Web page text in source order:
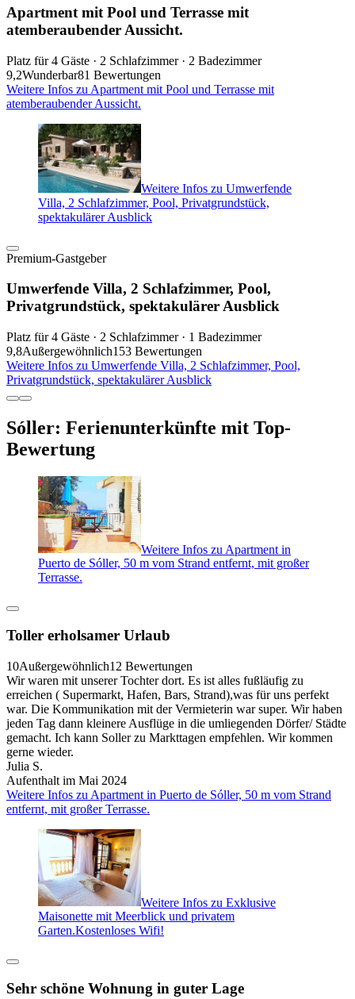
Apartment mit Pool und Terrasse mit
atemberaubender Aussicht.
Platz für 4 Gäste · 2 Schlafzimmer · 2 Badezimmer
9,2Wunderbar81 Bewertungen
Weitere Infos zu Apartment mit Pool und Terrasse mit
atemberaubender Aussicht.
Weitere Infos zu Umwerfende
Villa, 2 Schlafzimmer, Pool, Privatgrundstück,
spektakulärer Ausblick
Premium-Gastgeber
Umwerfende Villa, 2 Schlafzimmer, Pool,
Privatgrundstück, spektakulärer Ausblick
Platz für 4 Gäste · 2 Schlafzimmer · 1 Badezimmer
9,8Außergewöhnlich153 Bewertungen
Weitere Infos zu Umwerfende Villa, 2 Schlafzimmer, Pool,
Privatgrundstück, spektakulärer Ausblick
Sóller: Ferienunterkünfte mit Top-
Bewertung
Weitere Infos zu Apartment in
Puerto de Sóller, 50 m vom Strand entfernt, mit großer
Terrasse.
Toller erholsamer Urlaub
10Außergewöhnlich12 Bewertungen
Wir waren mit unserer Tochter dort. Es ist alles fußläufig zu
erreichen ( Supermarkt, Hafen, Bars, Strand),was für uns perfekt
war. Die Kommunikation mit der Vermieterin war super. Wir haben
jeden Tag dann kleinere Ausflüge in die umliegenden Dörfer/ Städte
gemacht. Ich kann Soller zu Markttagen empfehlen. Wir kommen
gerne wieder.
Julia S.
Aufenthalt im Mai 2024
Weitere Infos zu Apartment in Puerto de Sóller, 50 m vom Strand
entfernt, mit großer Terrasse.
Weitere Infos zu Exklusive
Maisonette mit Meerblick und privatem
Garten.Kostenloses Wifi!
Sehr schöne Wohnung in guter Lage